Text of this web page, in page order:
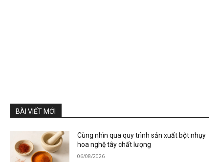
BÀI VIẾT MỚI
Cùng nhìn qua quy trình sản xuất bột nhụy
hoa nghệ tây chất lượng
06/08/2026